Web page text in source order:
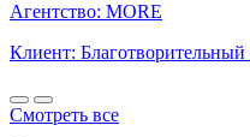
Агентство: MORE
Клиент:
Смотреть все